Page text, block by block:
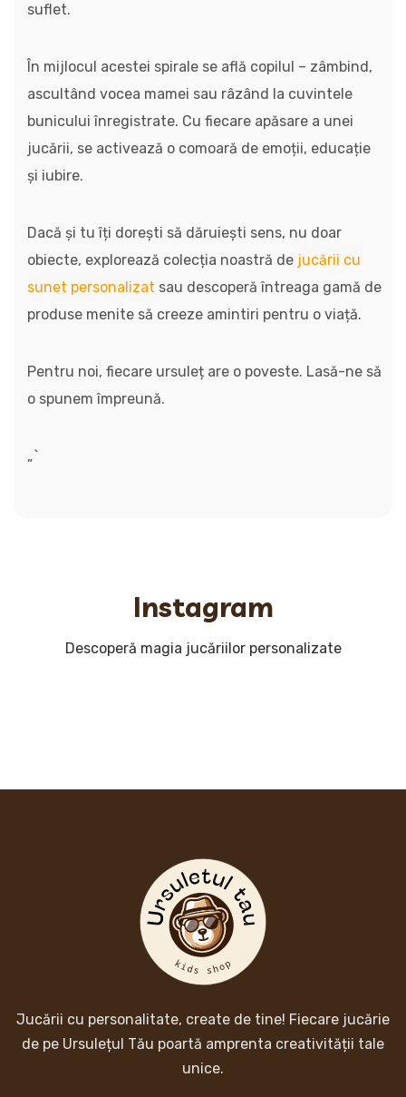
suflet.
În mijlocul acestei spirale se află copilul – zâmbind,
ascultând vocea mamei sau râzând la cuvintele
bunicului înregistrate. Cu fiecare apăsare a unei
jucării, se activează o comoară de emoții, educație
și iubire.
Dacă și tu îți dorești să dăruiești sens, nu doar
obiecte, explorează colecția noastră de jucării cu
sunet personalizat sau descoperă întreaga gamă de
produse menite să creeze amintiri pentru o viață.
Pentru noi, fiecare ursuleț are o poveste. Lasă-ne să
o spunem împreună.
„`
Instagram
Descoperă magia jucăriilor personalizate
Jucării cu personalitate, create de tine! Fiecare jucărie
de pe Ursulețul Tău poartă amprenta creativității tale
unice.